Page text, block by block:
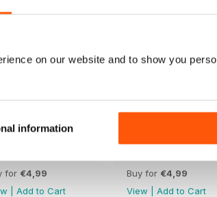
on our website and to show you
information
for €4,99
Add to Cart
Buy for €4,99
View
Add to Cart